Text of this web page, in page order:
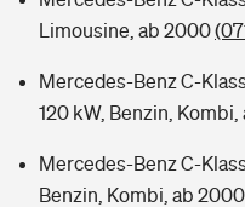
Limousine, ab 2000
Mercedes-Benz C-
120 kW, Benzin,
Mercedes-Benz C-
Benzin, Kombi, ab 2000